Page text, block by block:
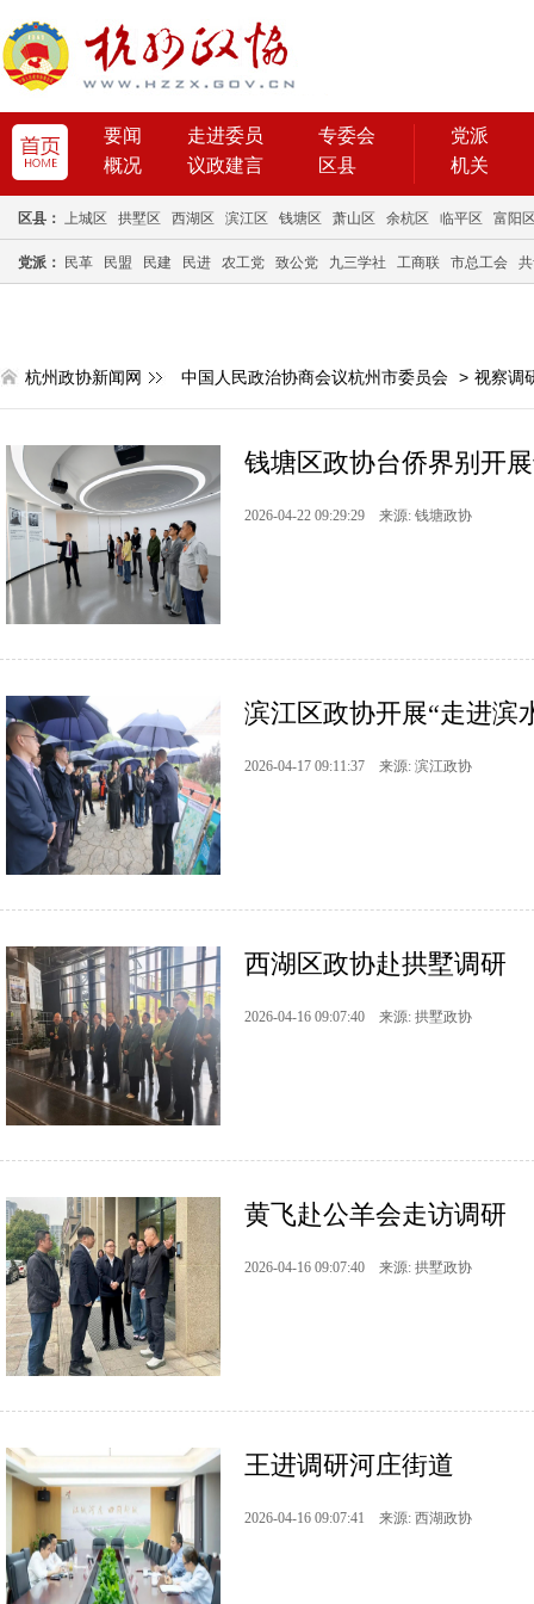
要闻 走进委员
专委会
概况
议政建言 区县
党派
机关
区县： 上城区 拱墅区 西湖区 滨江区 钱塘区 萧山区 余杭区 临平区 富阳
党派： 民革 民盟 民建 民进 农工党 致公党 九三学社 工商联 市总工会
杭州政协新闻网 中国人民政治协商会议杭州市委员会 > 视察调
钱塘区政协台侨界别开
2026-04-22 09:29:29 来源: 钱塘政协
滨江区政协开展“走进滨
2026-04-17 09:11:37 来源: 滨江政协
西湖区政协赴拱墅调研
2026-04-16 09:07:40 来源: 拱墅政协
黄飞赴公羊会走访调研
2026-04-16 09:07:40 来源: 拱墅政协
王进调研河庄街道
2026-04-16 09:07:41 来源: 西湖政协